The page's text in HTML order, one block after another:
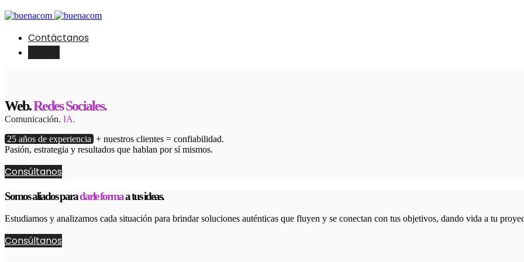
Contáctanos
Web.Redes Sociales.
Comunicación. IA.
25 años de experiencia + nuestros clientes = confiabilidad.
Pasión, estrategia y resultados que hablan por sí mismos.
Consúltanos
Somos aliados paradarle formaa tus ideas.
Estudiamos y analizamos cada situación para brindar soluciones auténticas que fluyen y se conectan con tus objetivos, dando vida a tu
Consúltanos